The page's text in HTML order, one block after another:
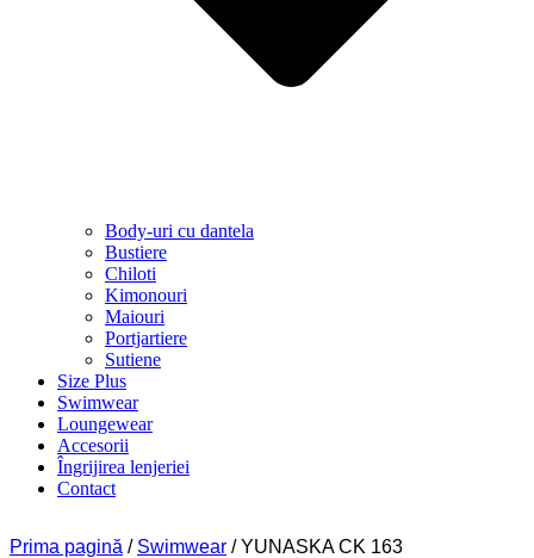
Body-uri cu dantela
Bustiere
Chiloti
Kimonouri
Maiouri
Portjartiere
Sutiene
Size Plus
Swimwear
Loungewear
Accesorii
Îngrijirea lenjeriei
Contact
Prima pagină / Swimwear / YUNASKA CK 163